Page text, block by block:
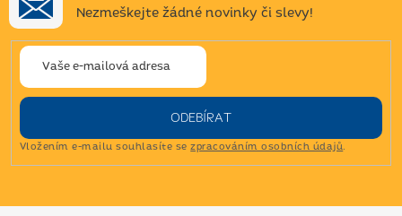
Nezmeškejte žádné novinky či slevy!
ODEBÍRAT
Vložením e-mailu souhlasíte sezpracováním osobních údajů.